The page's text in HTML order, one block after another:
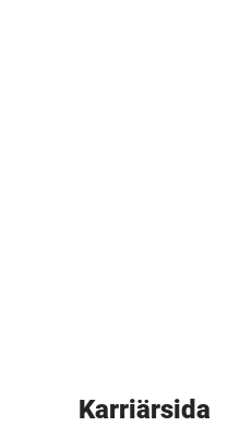
Karriärsida